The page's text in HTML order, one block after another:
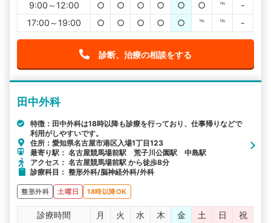
9:00～12:00
○ ○ ○ ○ ○ ○ ℡
-
17:00～19:00
○ ○ ○ ○ ○ ℡ ℡ -
診断、治療の相談をする
田中外科
特徴：田中外科は18時以降も診療を行っており、仕事帰りなどで
利用がしやすいです。
住所：愛知県名古屋市港区入場1丁目123
最寄り駅： 名古屋競馬場前駅 荒子川公園駅 中島駅
アクセス： 名古屋競馬場前駅 から徒歩8分
診療科目： 整形外科/脳神経外科/外科
整形外科 土曜日 18時以降OK
診療時間 月 火 水 木 金 土 日
祝